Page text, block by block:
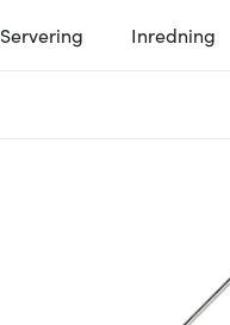
Servering Inredning